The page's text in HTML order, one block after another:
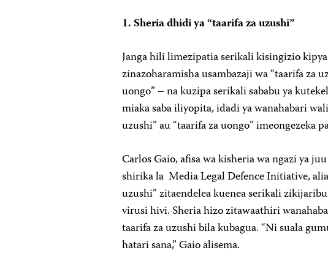
1. Sheria dhidi ya “taarifa za uzushi”
Janga hili limezipatia serikali kisingizio
zinazoharamisha usambazaji wa “taarifa za
uongo” – na kuzipa serikali sababu ya
miaka saba iliyopita, idadi ya wanahabari
uzushi” au “taarifa za uongo” imeongezeka
Carlos Gaio, afisa wa kisheria wa ngazi ya
shirika la Media Legal Defence Initiative,
uzushi” zitaendelea kuenea serikali
virusi hivi. Sheria hizo zitawaathiri
taarifa za uzushi bila kubagua. “Ni suala
hatari sana,” Gaio alisema.